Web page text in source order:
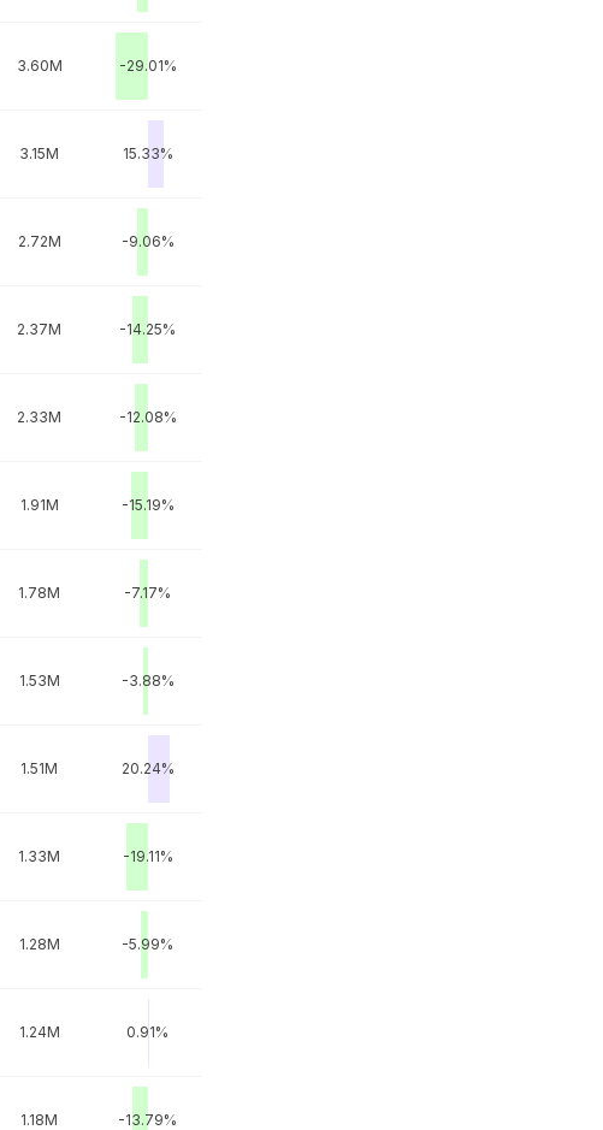
3.60M -29.01%
3.15M 15.33%
2.72M -9.06%
2.37M -14.25%
2.33M -12.08%
1.91M -15.19%
1.78M -7.17%
1.53M -3.88%
1.51M 20.24%
1.33M -19.11%
1.28M -5.99%
1.24M 0.91%
1.18M -13.79%